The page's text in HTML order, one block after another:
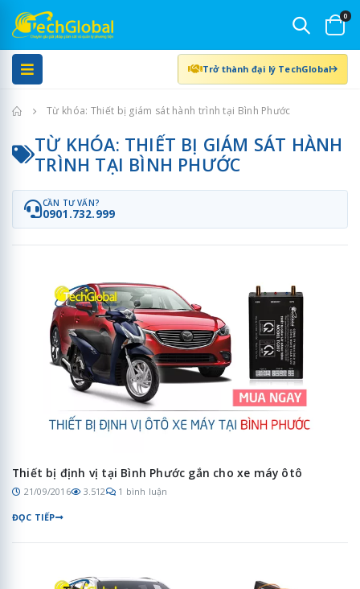
0
Trở thành đại lý TechGlobal
Trang chủTừ khóa: Thiết bị giám sát hành trình tại Bình Phước
TỪ KHÓA: THIẾT BỊ GIÁM SÁT HÀNH
TRÌNH TẠI BÌNH PHƯỚC
CẦN TƯ VẤN?
0901.732.999
Thiết bị định vị tại Bình Phước gắn cho xe máy ôtô
21/09/2016 3.512 1 bình luận
ĐỌC TIẾP